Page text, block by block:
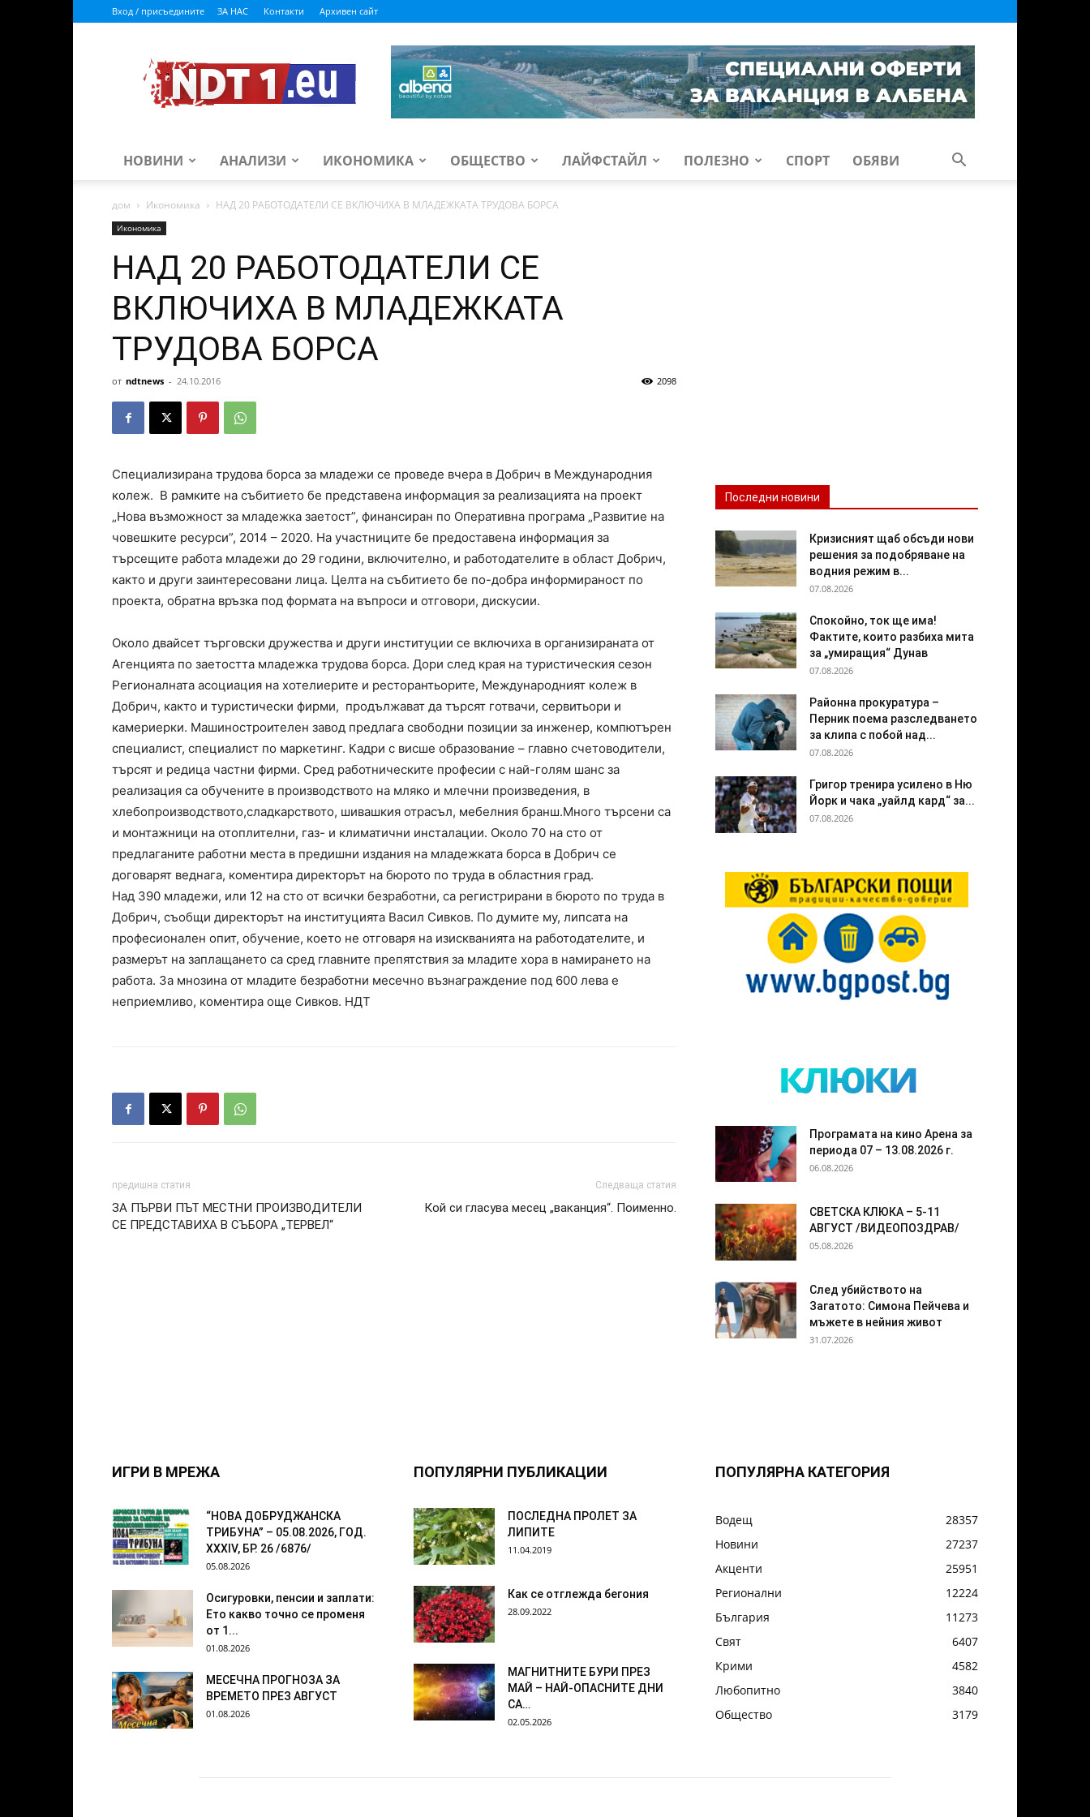
Вход / присъедините ЗА НАС Контакти Архивен сайт
НОВИНИ АНАЛИЗИ ИКОНОМИКА ОБЩЕСТВО ЛАЙФСТАЙЛ ПОЛЕЗНО СПОРТ ОБЯВИ
дом Икономика НАД 20 РАБОТОДАТЕЛИ СЕ ВКЛЮЧИХА В МЛАДЕЖКАТА ТРУДОВА БОРСА
Икономика
НАД 20 РАБОТОДАТЕЛИ СЕ
ВКЛЮЧИХА В МЛАДЕЖКАТА
ТРУДОВА БОРСА
от ndtnews - 24.10.2016 2098
Специализирана трудова борса за младежи се проведе вчера в Добрич в Международния
колеж. В рамките на събитието бе представена информация за реализацията на проект
„Нова възможност за младежка заетост”, финансиран по Оперативна програма „Развитие на
човешките ресурси”, 2014 – 2020. На участниците бе предоставена информация за
търсещите работа младежи до 29 години, включително, и работодателите в област Добрич,
както и други заинтересовани лица. Целта на събитието бе по-добра информираност по
проекта, обратна връзка под формата на въпроси и отговори, дискусии.
Около двайсет търговски дружества и други институции се включиха в организираната от
Агенцията по заетостта младежка трудова борса. Дори след края на туристическия сезон
Регионалната асоциация на хотелиерите и ресторантьорите, Международният колеж в
Добрич, както и туристически фирми, продължават да търсят готвачи, сервитьори и
камериерки. Машиностроителен завод предлага свободни позиции за инженер, компютърен
специалист, специалист по маркетинг. Кадри с висше образование – главно счетоводители,
търсят и редица частни фирми. Сред работническите професии с най-голям шанс за
реализация са обучените в производството на мляко и млечни произведения, в
хлебопроизводството,сладкарството, шивашкия отрасъл, мебелния бранш.Много търсени са
и монтажници на отоплителни, газ- и климатични инсталации. Около 70 на сто от
предлаганите работни места в предишни издания на младежката борса в Добрич се
договарят веднага, коментира директорът на бюрото по труда в областния град.
Над 390 младежи, или 12 на сто от всички безработни, са регистрирани в бюрото по труда в
Добрич, съобщи директорът на институцията Васил Сивков. По думите му, липсата на
професионален опит, обучение, което не отговаря на изискванията на работодателите, и
размерът на заплащането са сред главните препятствия за младите хора в намирането на
работа. За мнозина от младите безработни месечно възнаграждение под 600 лева е
неприемливо, коментира още Сивков. НДТ
предишна статия
ЗА ПЪРВИ ПЪТ МЕСТНИ ПРОИЗВОДИТЕЛИ
СЕ ПРЕДСТАВИХА В СЪБОРА „ТЕРВЕЛ“
Следваща статия
Кой си гласува месец „ваканция“. Поименно.
Последни новини
Кризисният щаб обсъди нови
решения за подобряване на
водния режим в...
07.08.2026
Спокойно, ток ще има!
Фактите, които разбиха мита
за „умиращия“ Дунав
07.08.2026
Районна прокуратура –
Перник поема разследването
за клипа с побой над...
07.08.2026
Григор тренира усилено в Ню
Йорк и чака „уайлд кард“ за...
07.08.2026
клюки
Програмата на кино Арена за
периода 07 – 13.08.2026 г.
06.08.2026
СВЕТСКА КЛЮКА – 5-11
АВГУСТ /ВИДЕОПОЗДРАВ/
05.08.2026
След убийството на
Загатото: Симона Пейчева и
мъжете в нейния живот
31.07.2026
ИГРИ В МРЕЖА
“НОВА ДОБРУДЖАНСКА
ТРИБУНА” – 05.08.2026, ГОД.
XXХIV, БР. 26 /6876/
05.08.2026
Осигуровки, пенсии и заплати:
Ето какво точно се променя
от 1...
01.08.2026
МЕСЕЧНА ПРОГНОЗА ЗА
ВРЕМЕТО ПРЕЗ АВГУСТ
01.08.2026
ПОПУЛЯРНИ ПУБЛИКАЦИИ
ПОСЛЕДНА ПРОЛЕТ ЗА
ЛИПИТЕ
11.04.2019
Как се отглежда бегония
28.09.2022
МАГНИТНИТЕ БУРИ ПРЕЗ
МАЙ – НАЙ-ОПАСНИТЕ ДНИ
СА…
02.05.2026
ПОПУЛЯРНА КАТЕГОРИЯ
Водещ
28357
Новини
27237
Акценти
25951
Регионални
12224
България
11273
Свят
6407
Крими
4582
Любопитно
3840
Общество
3179